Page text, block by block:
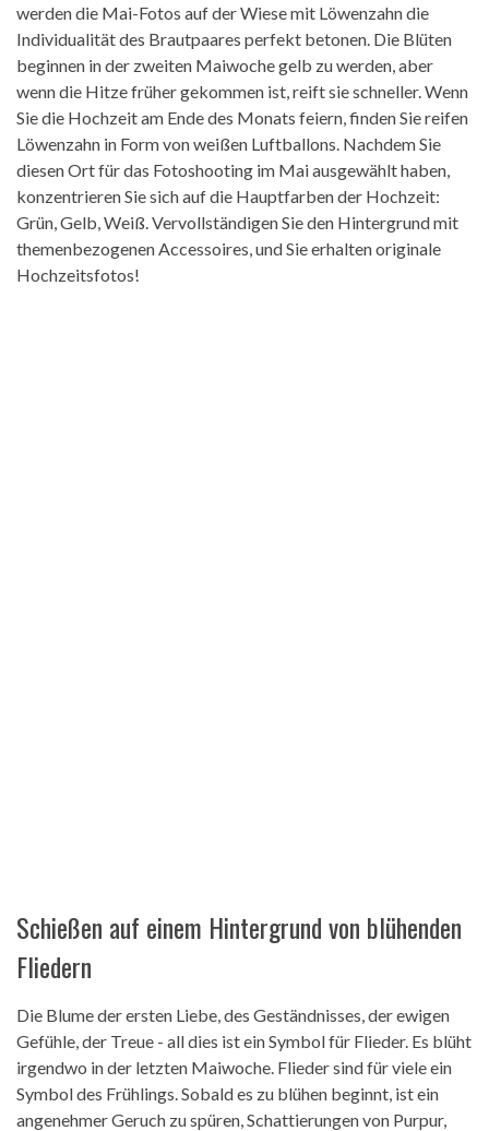
werden die Mai-Fotos auf der Wiese mit Löwenzahn die
Individualität des Brautpaares perfekt betonen. Die Blüten
beginnen in der zweiten Maiwoche gelb zu werden, aber
wenn die Hitze früher gekommen ist, reift sie schneller. Wenn
Sie die Hochzeit am Ende des Monats feiern, finden Sie reifen
Löwenzahn in Form von weißen Luftballons. Nachdem Sie
diesen Ort für das Fotoshooting im Mai ausgewählt haben,
konzentrieren Sie sich auf die Hauptfarben der Hochzeit:
Grün, Gelb, Weiß. Vervollständigen Sie den Hintergrund mit
themenbezogenen Accessoires, und Sie erhalten originale
Hochzeitsfotos!
Schießen auf einem Hintergrund von blühenden
Fliedern
Die Blume der ersten Liebe, des Geständnisses, der ewigen
Gefühle, der Treue - all dies ist ein Symbol für Flieder. Es blüht
irgendwo in der letzten Maiwoche. Flieder sind für viele ein
Symbol des Frühlings. Sobald es zu blühen beginnt, ist ein
angenehmer Geruch zu spüren, Schattierungen von Purpur,